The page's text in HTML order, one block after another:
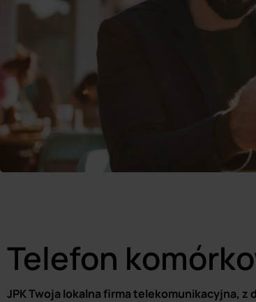
Telefon
JPK Twoja lokalna firma telekomunikacyjna,